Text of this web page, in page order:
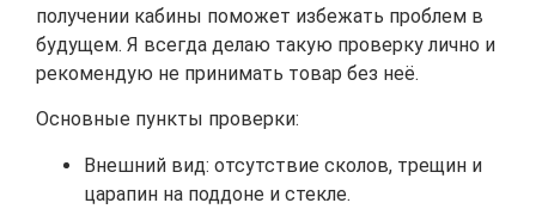
получении кабины поможет избежать проблем в
будущем. Я всегда делаю такую проверку лично и
рекомендую не принимать товар без неё.
Основные пункты проверки:
Внешний вид: отсутствие сколов, трещин и
царапин на поддоне и стекле.